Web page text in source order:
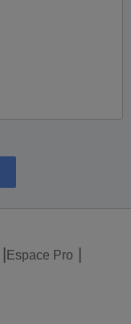
Espace Pro